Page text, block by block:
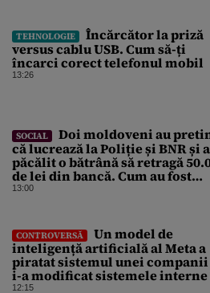
TEHNOLOGIE
Încărcător la priză
versus cablu USB. Cum să-ți
încarci corect telefonul mobil
13:26
SOCIAL
Doi moldoveni au
că lucrează la Poliție și BNR și
păcălit o bătrână să retragă
de lei din bancă. Cum au fost
prinși
13:00
CONTROVERSĂ
Un model de
inteligență artificială al Meta a
piratat sistemul unei companii
i-a modificat sistemele
timpul unui test de securitate
12:15